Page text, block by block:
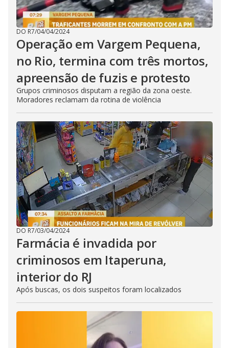
DO R7/04/04/2024
Operação em Vargem Pequena,
no Rio, termina com três mortos,
apreensão de fuzis e protesto
Grupos criminosos disputam a região da zona oeste.
Moradores reclamam da rotina de violência
DO R7/03/04/2024
Farmácia é invadida por
criminosos em Itaperuna,
interior do RJ
Após buscas, os dois suspeitos foram localizados